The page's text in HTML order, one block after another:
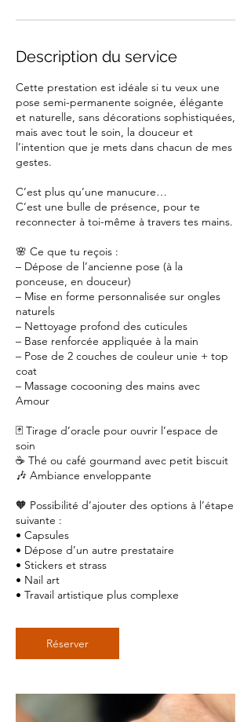
Description du service
Cette prestation est idéale si tu veux une
pose semi-permanente soignée, élégante
et naturelle, sans décorations sophistiquées,
mais avec tout le soin, la douceur et
l’intention que je mets dans chacun de mes
gestes.
C’est plus qu’une manucure…
C’est une bulle de présence, pour te
reconnecter à toi-même à travers tes mains.
🌸 Ce que tu reçois :
– Dépose de l’ancienne pose (à la
ponceuse, en douceur)
– Mise en forme personnalisée sur ongles
naturels
– Nettoyage profond des cuticules
– Base renforcée appliquée à la main
– Pose de 2 couches de couleur unie + top
coat
– Massage cocooning des mains avec
Amour
🃏 Tirage d’oracle pour ouvrir l’espace de
soin
☕ Thé ou café gourmand avec petit biscuit
🎶 Ambiance enveloppante
🧡 Possibilité d’ajouter des options à l’étape
suivante :
• Capsules
• Dépose d’un autre prestataire
• Stickers et strass
• Nail art
• Travail artistique plus complexe
Réserver